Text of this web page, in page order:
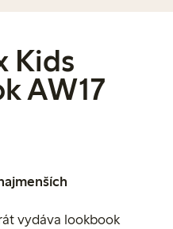
Kids
AW17
vydáva lookbook